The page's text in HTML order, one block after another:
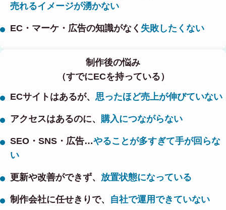
売れるイメージが湧かない
EC・マーケ・広告の知識がなく 失敗したくない
制作後の悩み
（すでにECを持っている）
ECサイトはあるが、 思ったほど売上が伸びていない
アクセスはあるのに、 購入につながらない
SEO・SNS・広告…やることが多すぎて手が回らな
い
更新や改善ができず、 放置状態になっている
制作会社に任せきりで、 自社で運用できていない